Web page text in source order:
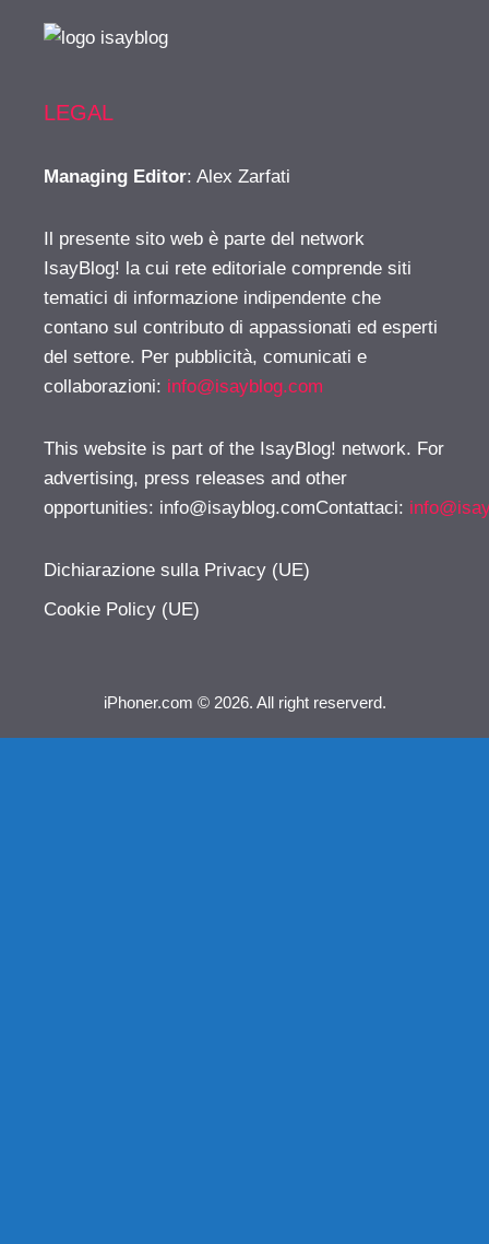
LEGAL
Managing Editor: Alex Zarfati
Il presente sito web è parte del network
IsayBlog! la cui rete editoriale comprende siti
tematici di informazione indipendente che
contano sul contributo di appassionati ed esperti
del settore. Per pubblicità, comunicati e
collaborazioni: info@isayblog.com
This website is part of the IsayBlog! network. For
advertising, press releases and other
opportunities: info@isayblog.comContattaci:
Dichiarazione sulla Privacy (UE)
Cookie Policy (UE)
iPhoner.com © 2026. All right reserverd.